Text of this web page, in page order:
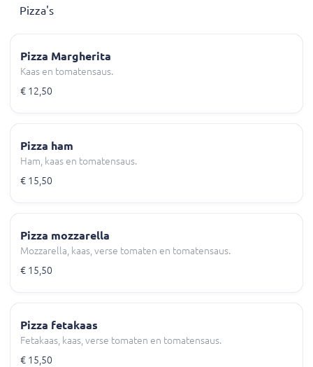
Pizza's
Pizza Margherita
Kaas en tomatensaus.
€ 12,50
Pizza ham
Ham, kaas en tomatensaus.
€ 15,50
Pizza mozzarella
Mozzarella, kaas, verse tomaten en tomatensaus.
€ 15,50
Pizza fetakaas
Fetakaas, kaas, verse tomaten en tomatensaus.
€ 15,50